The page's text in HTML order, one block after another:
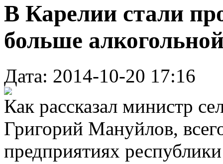
В Карелии стали
больше
Дата: 2014-10-20 17:16
Как рассказал министр
Григорий Мануйлов,
предприятиях